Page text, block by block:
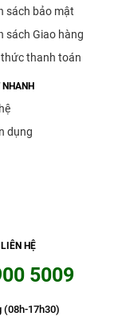
sách bảo mật
sách Giao hàng
thức thanh toán
dụng
HỆ
5009
(08h-17h30)